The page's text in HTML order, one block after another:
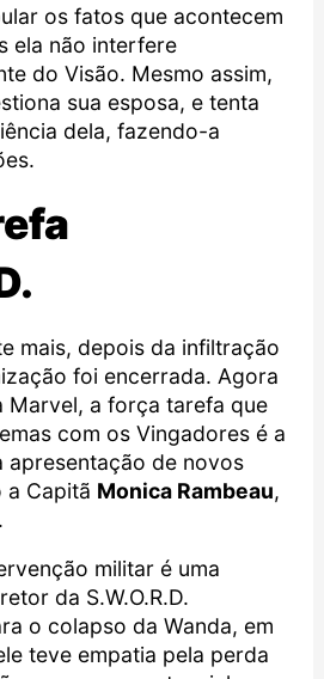
os fatos que acontecem
ela não interfere
do Visão. Mesmo assim,
sua esposa, e tenta
dela, fazendo-a
mais, depois da infiltração
foi encerrada. Agora
Marvel, a força tarefa que
com os Vingadores é a
apresentação de novos
a Capitã Monica Rambeau,
militar é uma
da S.W.O.R.D.
o colapso da Wanda, em
teve empatia pela perda